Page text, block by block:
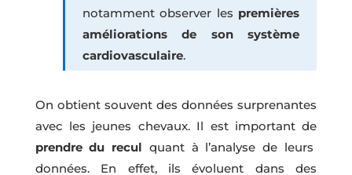
notamment observer les premières
améliorations de son système
cardiovasculaire.
On obtient souvent des données surprenantes
avec les jeunes chevaux. Il est important de
prendre du recul quant à l’analyse de leurs
données. En effet, ils évoluent dans des